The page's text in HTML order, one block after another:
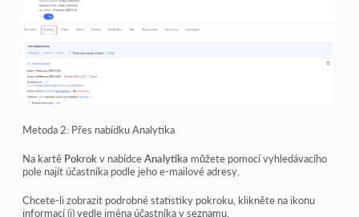
Metoda 2: Přes nabídku Analytika
Na kartě Pokrokv nabídceAnalytika můžete pomocí vyhledávacího
pole najít účastníka podle jeho e-mailové adresy.
Chcete-li zobrazit podrobné statistiky pokroku, klikněte na ikonu
informací (i) vedle jména účastníka v seznamu.